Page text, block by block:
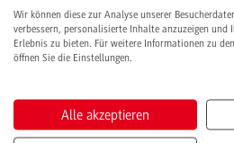
Wir können diese zur Analyse unserer
verbessern, personalisierte Inhalte anzuzeigen und
Erlebnis zu bieten. Für weitere Informationen zu
öffnen Sie die Einstellungen.
Alle akzeptieren